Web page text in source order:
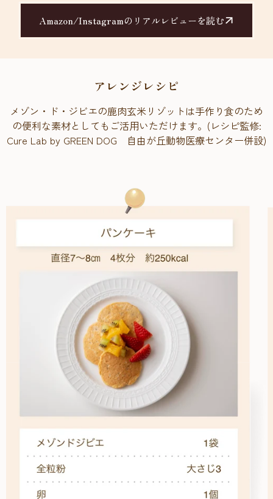
Amazon/Instagramのリアルレビューを読む
アレンジレシピ
メゾン・ド・ジビエの鹿肉玄米リゾットは手作り食のため
の便利な素材としてもご活用いただけます。(レシピ監修:
Cure Lab by GREEN DOG 自由が丘動物医療センター併設)